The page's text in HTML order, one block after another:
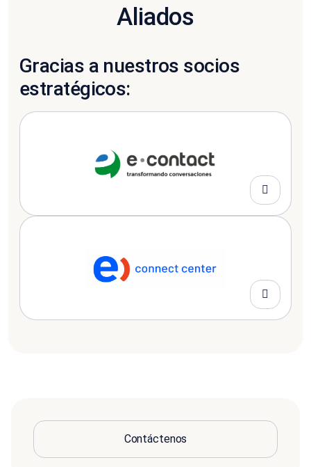
Aliados
Gracias a nuestros socios
estratégicos:
Contáctenos